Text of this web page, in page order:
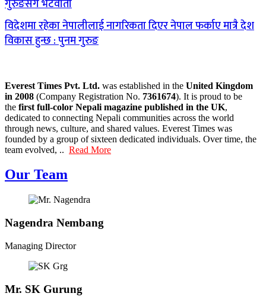
गुरुङसँग भेटवार्ता
विदेशमा रहेका नेपालीलाई नागरिकता दिएर नेपाल फर्काए मात्रै देश
विकास हुन्छ : पुनम गुरुङ
Everest Times Pvt. Ltd. was established in the United Kingdom
in 2008 (Company Registration No. 7361674). It is proud to be
the first full-color Nepali magazine published in the UK,
dedicated to connecting Nepali communities across the world
through news, culture, and shared values. Everest Times was
founded by a group of sixteen dedicated individuals. Over time, the
team evolved, .. Read More
Our Team
Nagendra Nembang
Managing Director
Mr. SK Gurung